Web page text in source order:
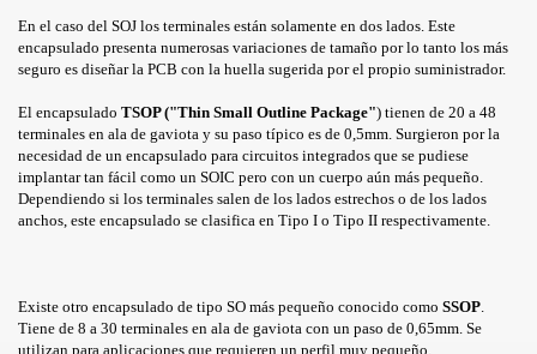
En el caso del SOJ los terminales están solamente en dos lados. Este
encapsulado presenta numerosas variaciones de tamaño por lo tanto los más
seguro es diseñar la PCB con la huella sugerida por el propio suministrador.
El encapsulado TSOP ("Thin Small Outline Package") tienen de 20 a 48
terminales en ala de gaviota y su paso típico es de 0,5mm. Surgieron por la
necesidad de un encapsulado para circuitos integrados que se pudiese
implantar tan fácil como un SOIC pero con un cuerpo aún más pequeño.
Dependiendo si los terminales salen de los lados estrechos o de los lados
anchos, este encapsulado se clasifica en Tipo I o Tipo II respectivamente.
Existe otro encapsulado de tipo SO más pequeño conocido como SSOP.
Tiene de 8 a 30 terminales en ala de gaviota con un paso de 0,65mm. Se
utilizan para aplicaciones que requieren un perfil muy pequeño.